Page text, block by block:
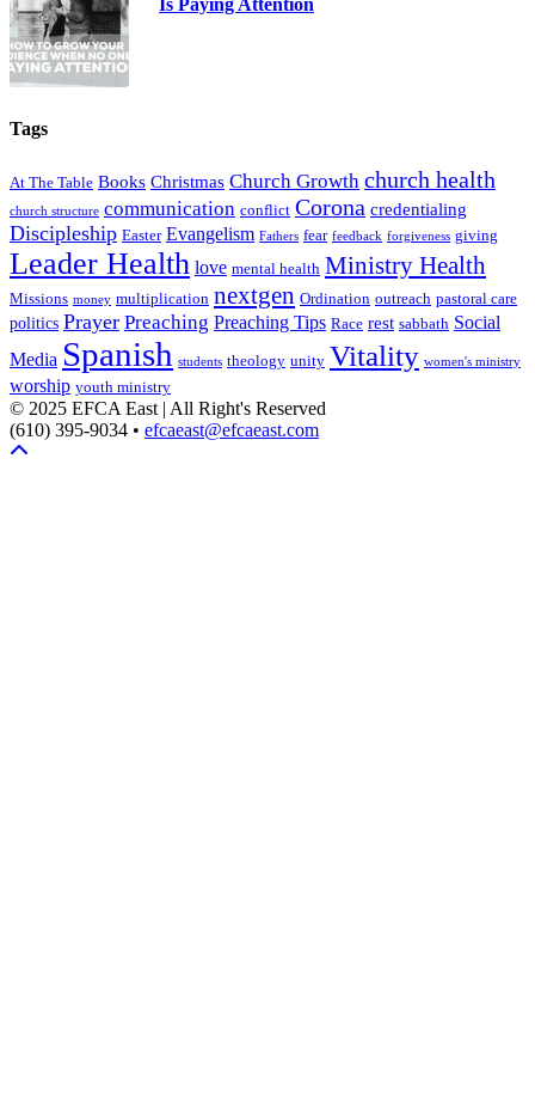
Is Paying Attention
Tags
At The Table Books Christmas Church Growth church health
church structure communication conflict Corona credentialing
Discipleship Easter Evangelism Fathers fear feedback forgiveness giving
Leader Health love mental health Ministry Health
Missions money multiplication nextgen Ordination outreach pastoral care
politics Prayer Preaching Preaching Tips Race rest sabbath Social
Media Spanish students theology unity Vitality women's ministry
worship youth ministry
© 2025 EFCA East | All Right's Reserved
(610) 395-9034 • efcaeast@efcaeast.com
Scroll To Top